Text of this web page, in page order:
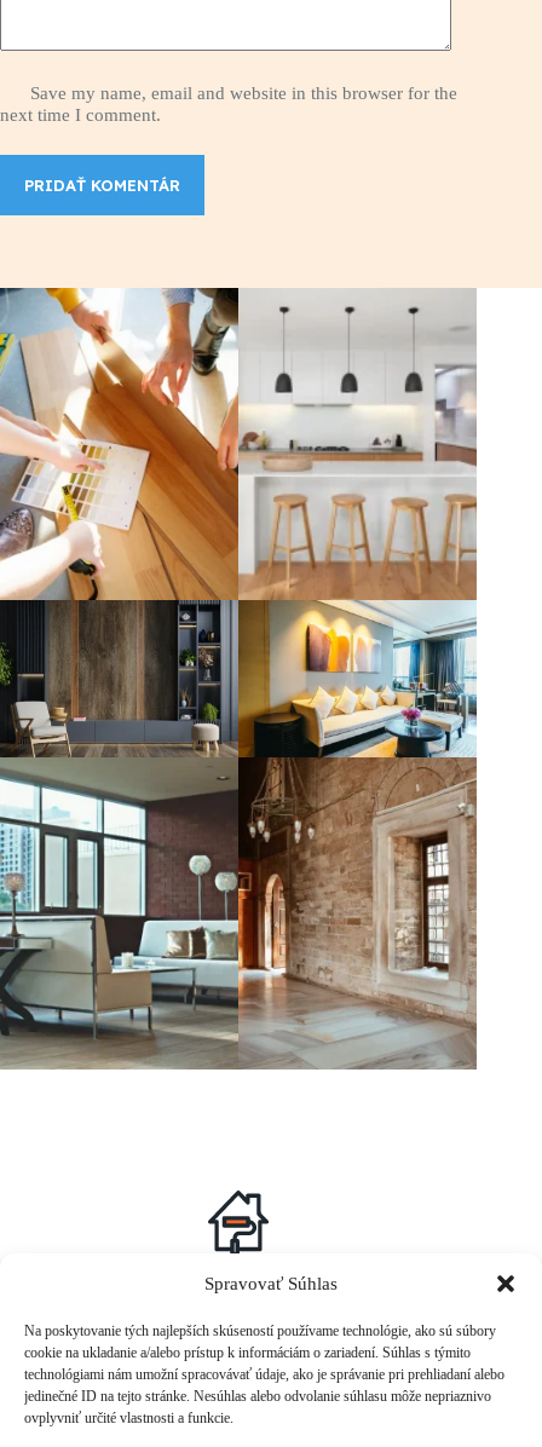
Spravovať Súhlas
Na poskytovanie tých najlepších skúseností používame technológie, ako sú súbory
cookie na ukladanie a/alebo prístup k informáciám o zariadení. Súhlas s týmito
technológiami nám umožní spracovávať údaje, ako je správanie pri prehliadaní alebo
jedinečné ID na tejto stránke. Nesúhlas alebo odvolanie súhlasu môže nepriaznivo
ovplyvniť určité vlastnosti a funkcie.
Save my name, email and website in this browser for the
next time I comment.
PRIDAŤ KOMENTÁR
orci ullamcorper commodo consequat.